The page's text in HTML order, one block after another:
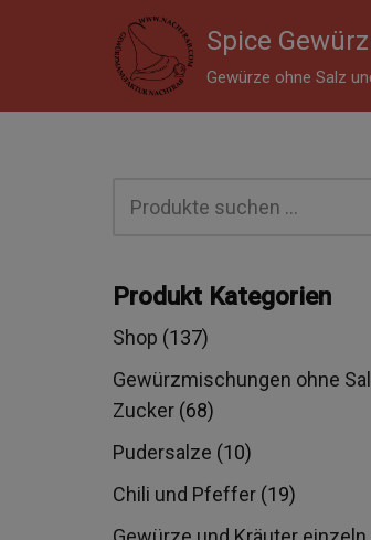
Spice
Gewürze ohne Salz
Produkt Kategorien
Shop (137)
Gewürzmischungen ohne
Zucker (68)
Pudersalze (10)
Chili und Pfeffer (19)